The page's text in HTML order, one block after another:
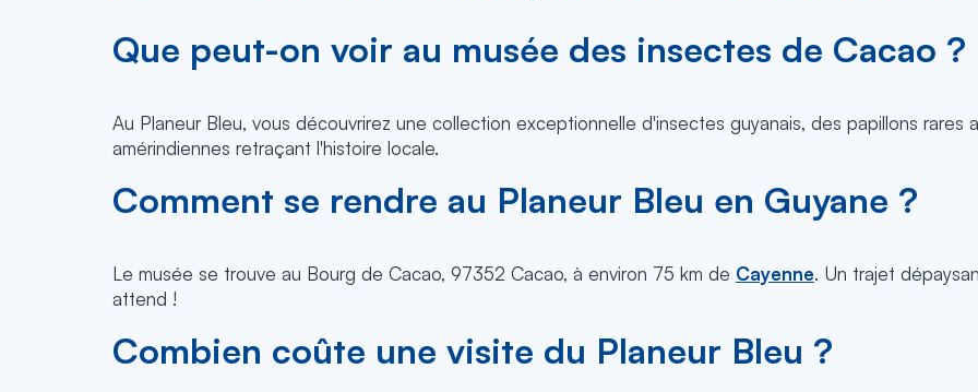
Que peut-on voir au musée des insectes de Cacao ?
Au Planeur Bleu, vous découvrirez une collection exceptionnelle d'insectes guyanais, des papillons rares
amérindiennes retraçant l'histoire locale.
Comment se rendre au Planeur Bleu en Guyane ?
Le musée se trouve au Bourg de Cacao, 97352 Cacao, à environ 75 km de Cayenne. Un trajet
attend !
Combien coûte une visite du Planeur Bleu ?